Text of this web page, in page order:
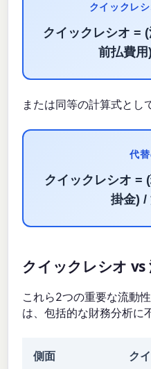
クイックレ
クイックレシオ =
前払費
または同等の計算式とし
代
クイックレシオ =
掛金) /
クイックレシオ vs
これら2つの重要な流動
は、包括的な財務分析に
側面 ク